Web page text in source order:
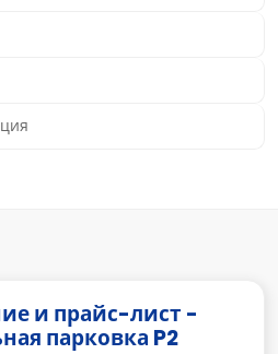
и прайс-лист -
парковка P2